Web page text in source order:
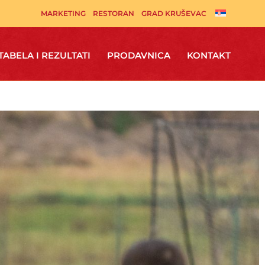
MARKETING RESTORAN GRAD KRUŠEVAC
I REZULTATI PRODAVNICA KONTAKT